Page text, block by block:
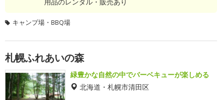
キャンプ場・BBQ場
札幌ふれあいの森
緑豊かな自然の中でバーベキューが楽しめる
北海道・札幌市清田区